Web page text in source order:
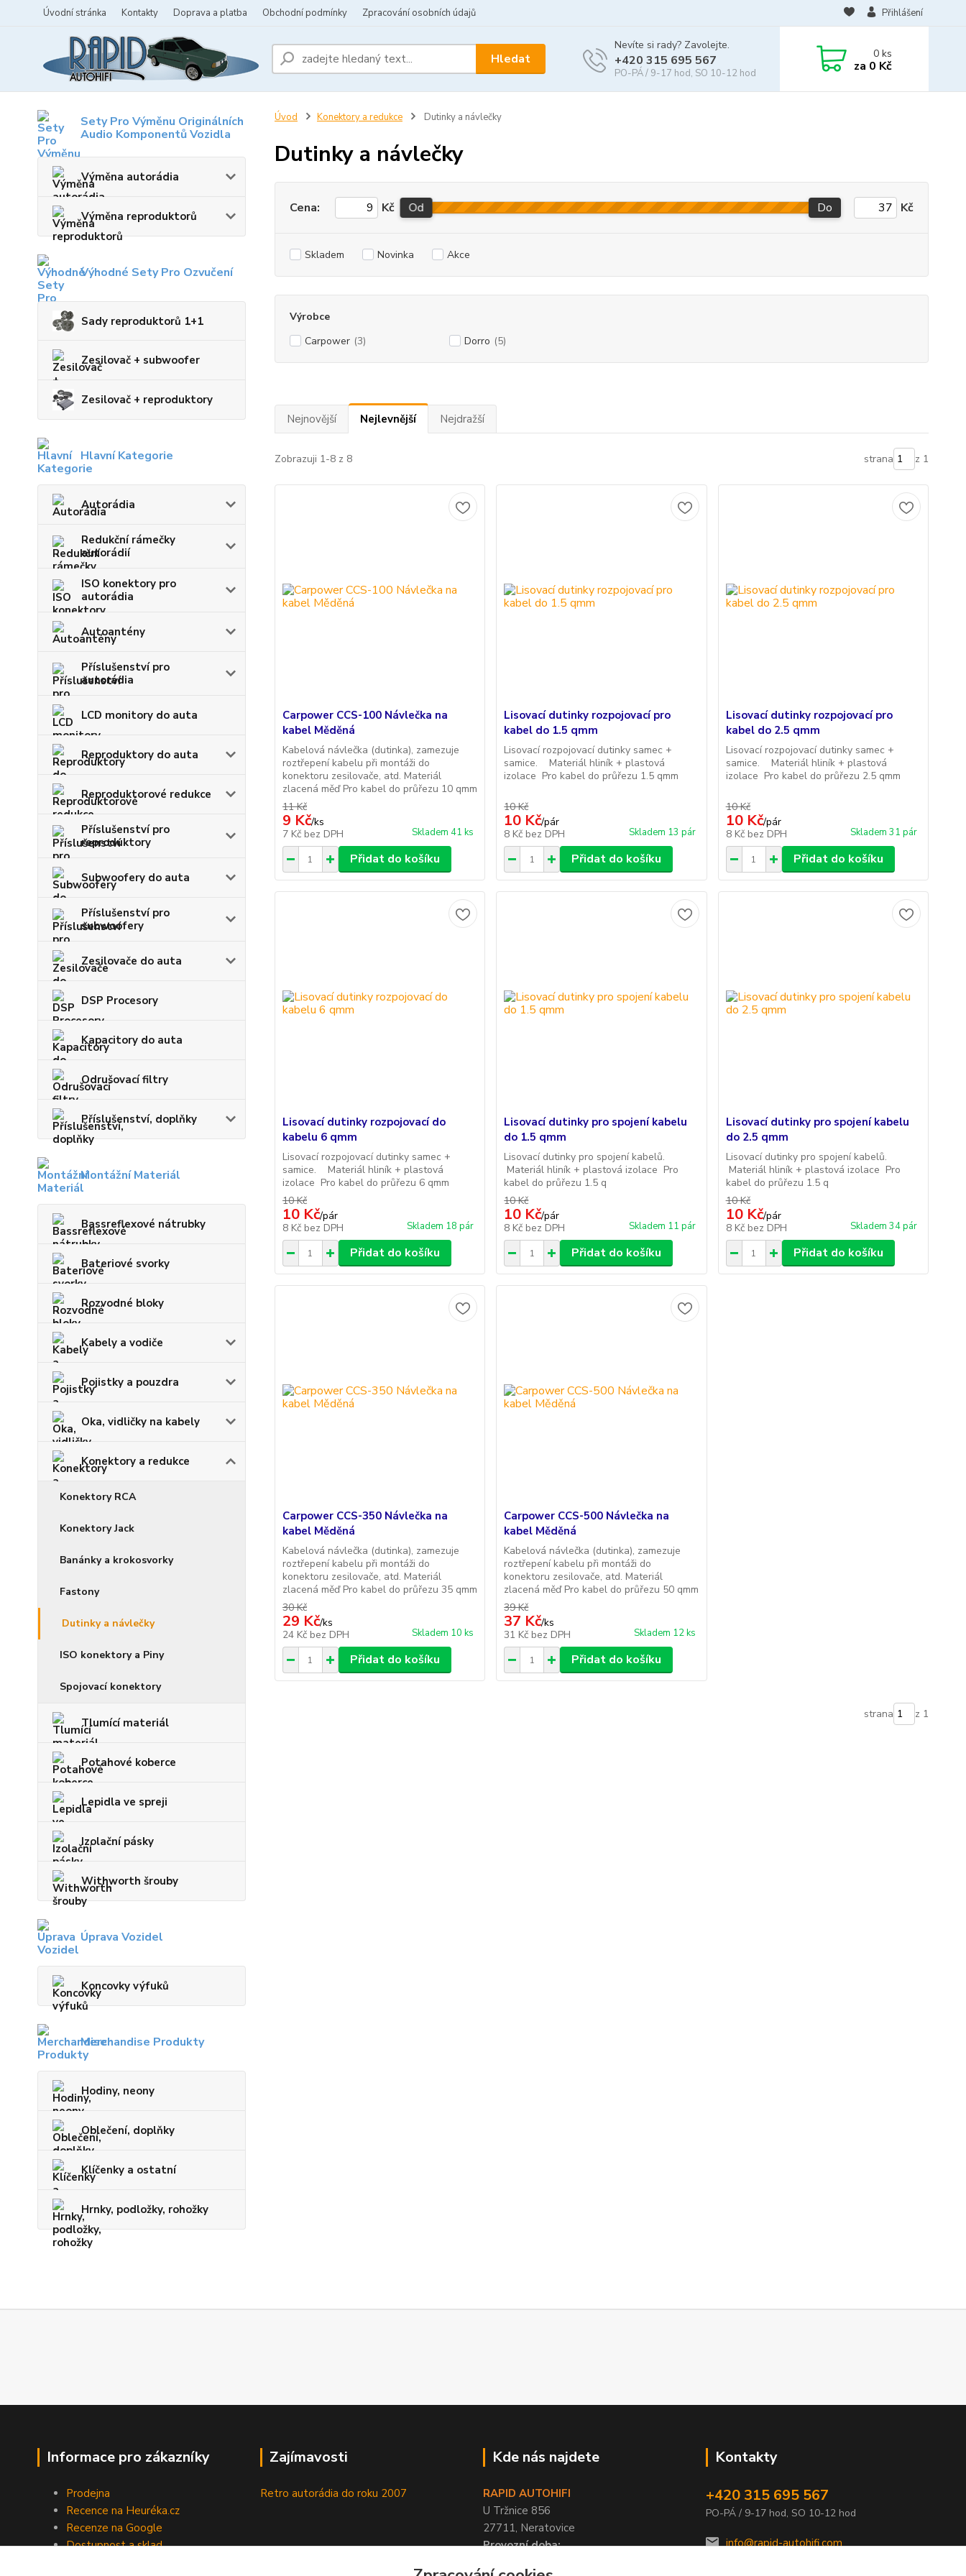
Úvodní stránka Kontakty Doprava a platba Obchodní podmínky Zpracování osobních údajů Přihlášení
Hledat
Nevíte si rady? Zavolejte.
+420 315 695 567
PO-PÁ / 9-17 hod, SO 10-12 hod
0ks
za 0 Kč
Sety Pro Výměnu Originálních
Audio Komponentů Vozidla
Výměna autorádia
Výměna reproduktorů
Výhodné Sety Pro Ozvučení
Sady reproduktorů 1+1
Zesilovač + subwoofer
Zesilovač + reproduktory
Hlavní Kategorie
Autorádia
Redukční rámečky
autorádií
ISO konektory pro
autorádia
Autoantény
Příslušenství pro
autorádia
LCD monitory do auta
Reproduktory do auta
Reproduktorové redukce
Příslušenství pro
reproduktory
Subwoofery do auta
Příslušenství pro
subwoofery
Zesilovače do auta
DSP Procesory
Kapacitory do auta
Odrušovací filtry
Příslušenství, doplňky
Montážní Materiál
Bassreflexové nátrubky
Bateriové svorky
Rozvodné bloky
Kabely a vodiče
Pojistky a pouzdra
Oka, vidličky na kabely
Konektory a redukce
Konektory RCA
Konektory Jack
Banánky a krokosvorky
Fastony
Dutinky a návlečky
ISO konektory a Piny
Spojovací konektory
Tlumící materiál
Potahové koberce
Lepidla ve spreji
Izolační pásky
Withworth šrouby
Úprava Vozidel
Koncovky výfuků
Merchandise Produkty
Hodiny, neony
Oblečení, doplňky
Klíčenky a ostatní
Hrnky, podložky, rohožky
Úvod Konektory a redukce Dutinky a návlečky
Dutinky a návlečky
Cena: Kč Od Do Kč
Skladem Novinka Akce
Výrobce
Carpower (3) Dorro (5)
Nejnovější Nejlevnější Nejdražší
Zobrazuji 1-8 z 8 strana z 1
Carpower CCS-100 Návlečka na
kabel Měděná
Kabelová návlečka (dutinka), zamezuje
roztřepení kabelu při montáži do
konektoru zesilovače, atd. Materiál
zlacená měď Pro kabel do průřezu 10 qmm
11 Kč
9 Kč/ks
7 Kč bez DPH Skladem 41 ks
Přidat do košíku
Lisovací dutinky rozpojovací pro
kabel do 1.5 qmm
Lisovací rozpojovací dutinky samec +
samice. Materiál hliník + plastová
izolace Pro kabel do průřezu 1.5 qmm
10 Kč
10 Kč/pár
8 Kč bez DPH Skladem 13 pár
Přidat do košíku
Lisovací dutinky rozpojovací pro
kabel do 2.5 qmm
Lisovací rozpojovací dutinky samec +
samice. Materiál hliník + plastová
izolace Pro kabel do průřezu 2.5 qmm
10 Kč
10 Kč/pár
8 Kč bez DPH Skladem 31 pár
Přidat do košíku
Lisovací dutinky rozpojovací do
kabelu 6 qmm
Lisovací rozpojovací dutinky samec +
samice. Materiál hliník + plastová
izolace Pro kabel do průřezu 6 qmm
10 Kč
10 Kč/pár
8 Kč bez DPH Skladem 18 pár
Přidat do košíku
Lisovací dutinky pro spojení kabelu
do 1.5 qmm
Lisovací dutinky pro spojení kabelů.
Materiál hliník + plastová izolace Pro
kabel do průřezu 1.5 q
10 Kč
10 Kč/pár
8 Kč bez DPH Skladem 11 pár
Přidat do košíku
Lisovací dutinky pro spojení kabelu
do 2.5 qmm
Lisovací dutinky pro spojení kabelů.
Materiál hliník + plastová izolace Pro
kabel do průřezu 1.5 q
10 Kč
10 Kč/pár
8 Kč bez DPH Skladem 34 pár
Přidat do košíku
Carpower CCS-350 Návlečka na
kabel Měděná
Kabelová návlečka (dutinka), zamezuje
roztřepení kabelu při montáži do
konektoru zesilovače, atd. Materiál
zlacená měď Pro kabel do průřezu 35 qmm
30 Kč
29 Kč/ks
24 Kč bez DPH Skladem 10 ks
Přidat do košíku
Carpower CCS-500 Návlečka na
kabel Měděná
Kabelová návlečka (dutinka), zamezuje
roztřepení kabelu při montáži do
konektoru zesilovače, atd. Materiál
zlacená měď Pro kabel do průřezu 50 qmm
39 Kč
37 Kč/ks
31 Kč bez DPH Skladem 12 ks
Přidat do košíku
strana z 1
Informace pro zákazníky
Prodejna
Recence na Heuréka.cz
Recenze na Google
Dostupnost a sklad
Zajímavosti
Retro autorádia do roku 2007
Kde nás najdete
RAPID AUTOHIFI
U Tržnice 856
27711, Neratovice
Provozní doba:
Kontakty
+420 315 695 567
PO-PÁ / 9-17 hod, SO 10-12 hod
info@rapid-autohifi.com